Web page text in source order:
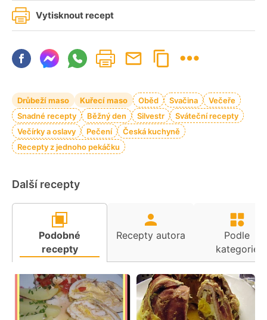
Vytisknout recept
Drůbeží maso Kuřecí maso Oběd Svačina
Večeře
Snadné recepty
Běžný den Silvestr
Sváteční recepty
Večírky a oslavy
Pečení
Česká kuchyně
Recepty z jednoho pekáčku
Další recepty
Podobné
recepty
Recepty autora
Podle
kategorie